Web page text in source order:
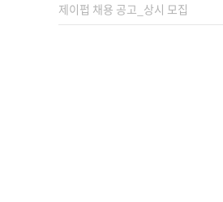
제이펍 채용 공고_상시 모집